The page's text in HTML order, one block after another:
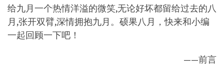
给九月一个热情洋溢的微笑,无论好坏都留给过去的八
月,张开双臂,深情拥抱九月。硕果八月，快来和小编
一起回顾一下吧！
——前言